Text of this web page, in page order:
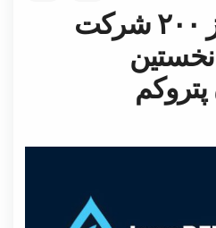
استقبال بیش از ۲۰۰ شرکت